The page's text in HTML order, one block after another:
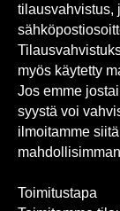
tilausvahvistus,
myös käytetty
Jos emme
syystä voi
ilmoitamme
Toimitustapa